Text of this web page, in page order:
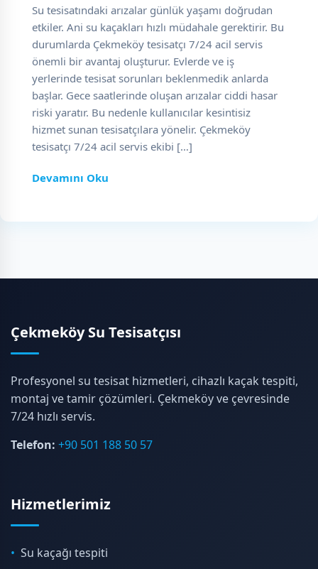
Su tesisatındaki arızalar günlük yaşamı doğrudan
etkiler. Ani su kaçakları hızlı müdahale gerektirir. Bu
durumlarda Çekmeköy tesisatçı 7/24 acil servis
önemli bir avantaj oluşturur. Evlerde ve iş
yerlerinde tesisat sorunları beklenmedik anlarda
başlar. Gece saatlerinde oluşan arızalar ciddi hasar
riski yaratır. Bu nedenle kullanıcılar kesintisiz
hizmet sunan tesisatçılara yönelir. Çekmeköy
tesisatçı 7/24 acil servis ekibi […]
Devamını Oku
Çekmeköy Su Tesisatçısı
Profesyonel su tesisat hizmetleri, cihazlı kaçak tespiti,
montaj ve tamir çözümleri. Çekmeköy ve çevresinde
7/24 hızlı servis.
Telefon: +90 501 188 50 57
Hizmetlerimiz
Su kaçağı tespiti